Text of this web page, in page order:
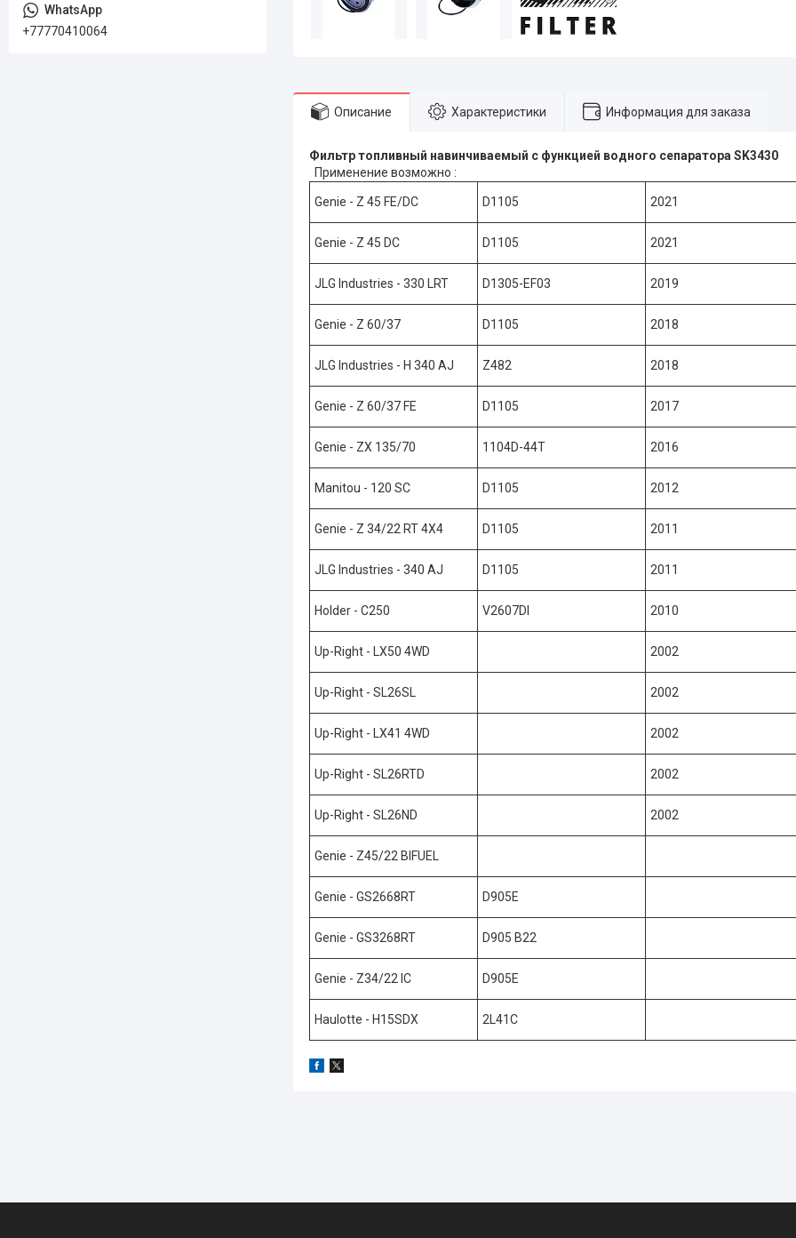
Описание Характеристики Информация для заказа
Фильтр топливный навинчиваемый с функцией водного
Применение возможно :
Genie - Z 45 FE/DC D1105 2021
Genie - Z 45 DC D1105 2021
JLG Industries - 330 LRT D1305-EF03 2019
Genie - Z 60/37 D1105 2018
JLG Industries - H 340 AJ Z482 2018
Genie - Z 60/37 FE D1105 2017
Genie - ZX 135/70 1104D-44T 2016
Manitou - 120 SC D1105 2012
Genie - Z 34/22 RT 4X4 D1105 2011
JLG Industries - 340 AJ D1105 2011
Holder - C250 V2607DI 2010
Up-Right - LX50 4WD 2002
Up-Right - SL26SL 2002
Up-Right - LX41 4WD 2002
Up-Right - SL26RTD 2002
Up-Right - SL26ND 2002
Genie - Z45/22 BIFUEL
Genie - GS2668RT D905E
Genie - GS3268RT D905 B22
Genie - Z34/22 IC D905E
Haulotte - H15SDX 2L41C
+77770410064